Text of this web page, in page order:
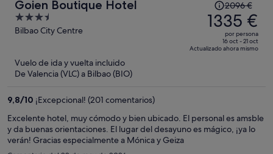
Goien Boutique Hotel
3.5
out
5
Bilbao City Centre
precio
era
2096 €,
por
persona
2096 €
1335 €
por persona
16 oct - 21 oct
Actualizado ahora mismo
Vuelo de ida y vuelta incluido
De Valencia (VLC) a Bilbao (BIO)
9,8/10 ¡Excepcional! (201 comentarios)
Excelente hotel, muy cómodo y bien ubicado. El personal es amsble
y da buenas orientaciones. El lugar del desayuno es mágico, ¡ya lo
verán! Gracias especialmente a Mónica y Geiza